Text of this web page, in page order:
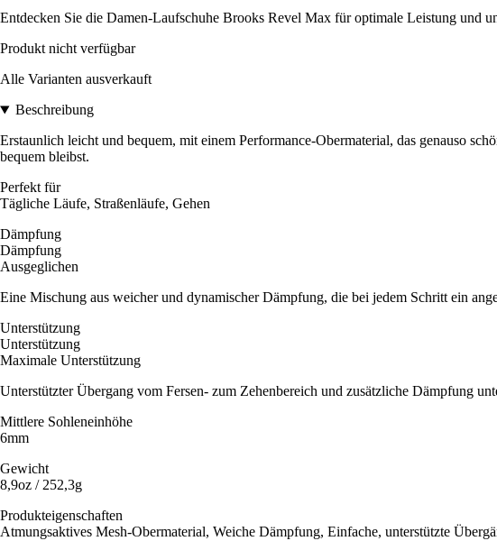
Entdecken Sie die Damen-Laufschuhe Brooks Revel Max für optimale Leistung und
Produkt nicht verfügbar
Alle Varianten ausverkauft
Beschreibung
Erstaunlich leicht und bequem, mit einem Performance-Obermaterial, das genauso
bequem bleibst.
Perfekt für
Tägliche Läufe, Straßenläufe, Gehen
Dämpfung
Dämpfung
Ausgeglichen
Eine Mischung aus weicher und dynamischer Dämpfung, die bei jedem Schritt ein
Unterstützung
Unterstützung
Maximale Unterstützung
Unterstützter Übergang vom Fersen- zum Zehenbereich und zusätzliche Dämpfung
Mittlere Sohleneinhöhe
6mm
Gewicht
8,9oz / 252,3g
Produkteigenschaften
Atmungsaktives Mesh-Obermaterial, Weiche Dämpfung, Einfache, unterstützte